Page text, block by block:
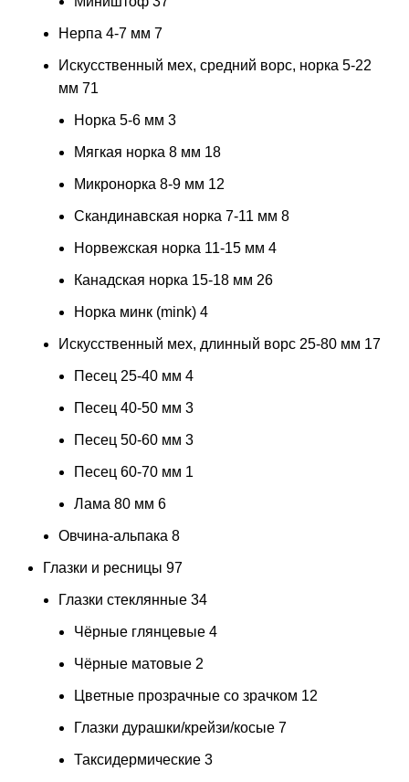
Нерпа 4-7 мм 7
Искусственный мех, средний ворс, норка 5-22
мм 71
Норка 5-6 мм 3
Мягкая норка 8 мм 18
Микронорка 8-9 мм 12
Скандинавская норка 7-11 мм 8
Норвежская норка 11-15 мм 4
Канадская норка 15-18 мм 26
Норка минк (mink) 4
Искусственный мех, длинный ворс 25-80 мм 17
Песец 25-40 мм 4
Песец 40-50 мм 3
Песец 50-60 мм 3
Песец 60-70 мм 1
Лама 80 мм 6
Овчина-альпака 8
Глазки и ресницы 97
Глазки стеклянные 34
Чёрные глянцевые 4
Чёрные матовые 2
Цветные прозрачные со зрачком 12
Глазки дурашки/крейзи/косые 7
Таксидермические 3